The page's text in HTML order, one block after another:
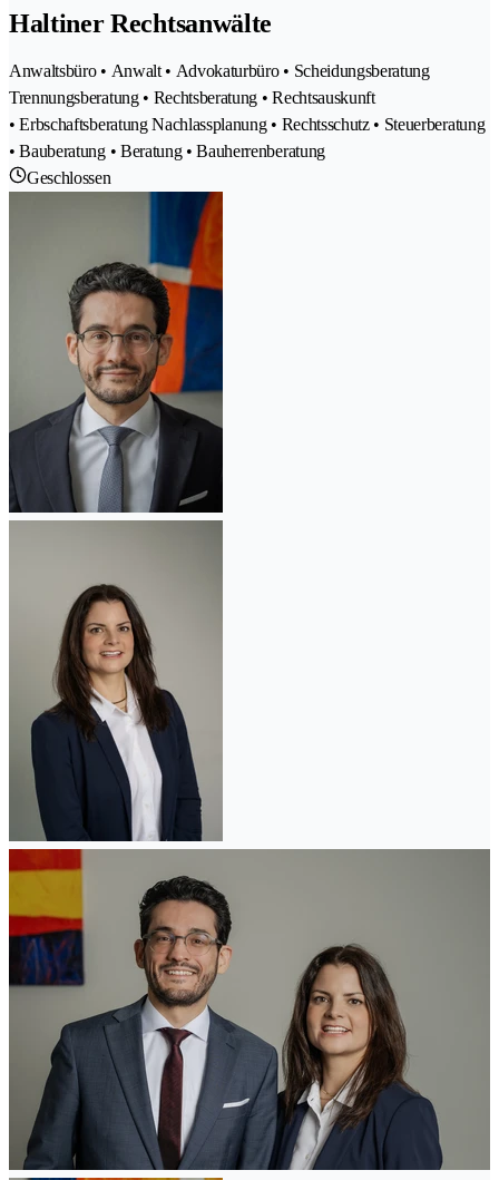
Haltiner Rechtsanwälte
Anwaltsbüro • Anwalt • Advokaturbüro • Scheidungsberatung
Trennungsberatung • Rechtsberatung • Rechtsauskunft
• Erbschaftsberatung Nachlassplanung • Rechtsschutz • Steuerberatung
• Bauberatung • Beratung • Bauherrenberatung
Geschlossen